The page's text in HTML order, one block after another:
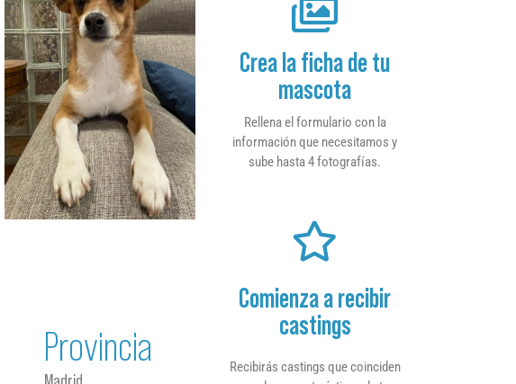
Provincia
Crea la ficha de tu
mascota
Rellena el formulario con la
información que necesitamos y
sube hasta 4 fotografías.
Comienza a recibir
castings
Recibirás castings que coinciden